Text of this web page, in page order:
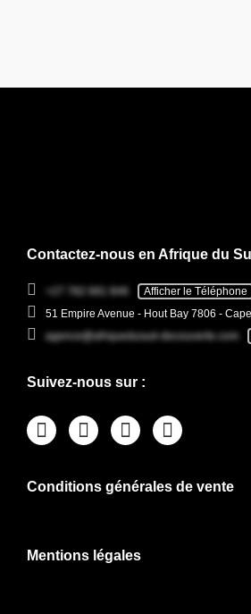
Contactez-nous en Afrique du
+27 782 681 846
Afficher le Téléphone
51 Empire Avenue - Hout Bay 7806 -
agence@afriquedusud-decouverte.com
Suivez-nous sur :
Conditions générales de vente
Mentions légales